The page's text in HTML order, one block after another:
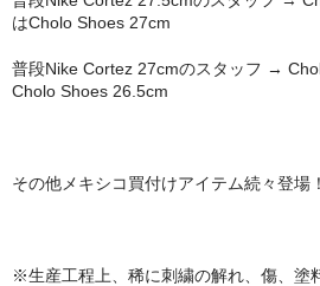
はCholo Shoes 27cm
普段Nike Cortez 27cmのスタッフ →
Cholo Shoes 26.5cm
その他メキシコ買付けアイテム続々登場！
※生産工程上、稀に刺繍の解れ、傷、塗